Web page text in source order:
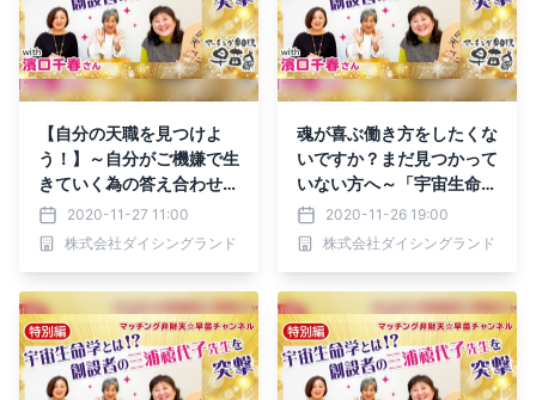
【自分の天職を見つけよ
う！】～自分がご機嫌で生
きていく為の答え合わせツ
ール～「宇宙生命学」for
YouTube
2020-11-27 11:00
株式会社ダイシングランド
魂が喜ぶ働き方をしたくな
いですか？まだ見つかって
いない方へ～「宇宙生命
学」について語っています
～
2020-11-26 19:00
株式会社ダイシングランド